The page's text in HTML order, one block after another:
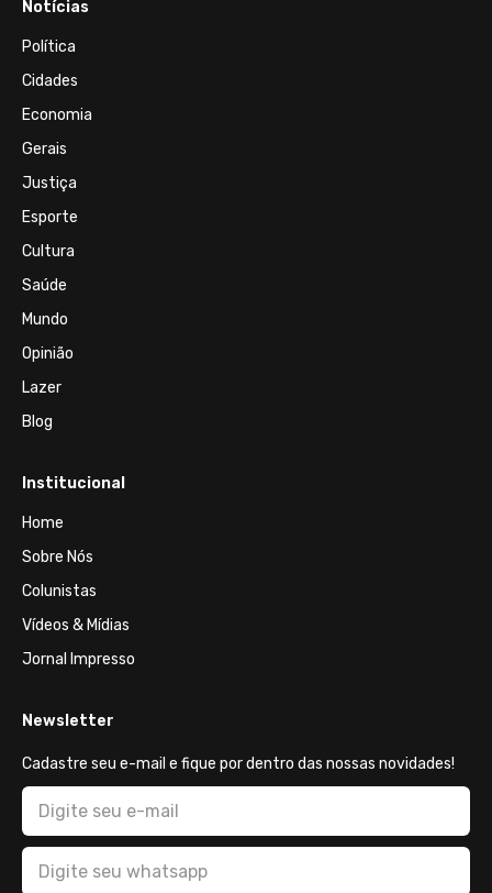
Notícias
Política
Cidades
Economia
Gerais
Justiça
Esporte
Cultura
Saúde
Mundo
Opinião
Lazer
Blog
Institucional
Home
Sobre Nós
Colunistas
Vídeos & Mídias
Jornal Impresso
Newsletter
Cadastre seu e-mail e fique por dentro das nossas novidades!